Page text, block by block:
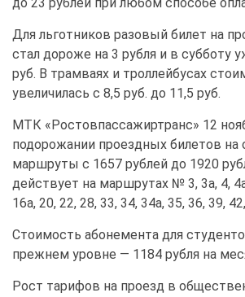
до 23 рублей при любом способе
Для льготников разовый билет на
стал дороже на 3 рубля и в субботу
руб. В трамваях и троллейбусах
увеличилась с 8,5 руб. до 11,5 руб.
МТК «Ростовпассажиртранс» 12
подорожании проездных билетов
маршруты с 1657 рублей до 1920
действует на маршрутах № 3, 3а, 4,
16а, 20, 22, 28, 33, 34, 34а, 35, 36, 39,
Стоимость абонемента для
прежнем уровне — 1184 рубля на
Рост тарифов на проезд в